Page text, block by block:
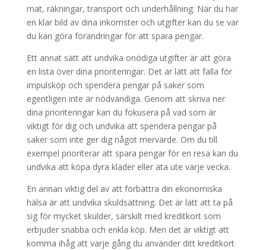
mat, räkningar, transport och underhållning. När du har
en klar bild av dina inkomster och utgifter kan du se var
du kan göra förändringar för att spara pengar.
Ett annat sätt att undvika onödiga utgifter är att göra
en lista över dina prioriteringar. Det är lätt att falla för
impulsköp och spendera pengar på saker som
egentligen inte är nödvändiga. Genom att skriva ner
dina prioriteringar kan du fokusera på vad som är
viktigt för dig och undvika att spendera pengar på
saker som inte ger dig något mervärde. Om du till
exempel prioriterar att spara pengar för en resa kan du
undvika att köpa dyra kläder eller äta ute varje vecka.
En annan viktig del av att förbättra din ekonomiska
hälsa är att undvika skuldsättning. Det är lätt att ta på
sig för mycket skulder, särskilt med kreditkort som
erbjuder snabba och enkla köp. Men det är viktigt att
komma ihåg att varje gång du använder ditt kreditkort